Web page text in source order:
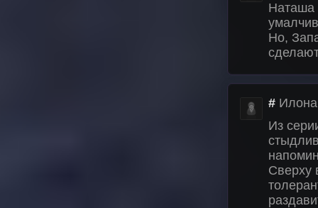
Наташа
Но,
# Илона
Из
Сверху